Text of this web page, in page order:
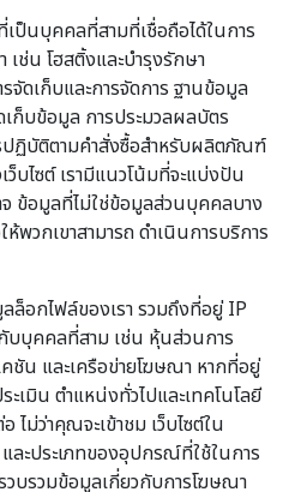
เป็นบุคคลที่สามที่เชื่อถือได้ในการ
เช่น โฮสติ้งและบำรุงรักษา
รจัดเก็บและการจัดการ ฐานข้อมูล
เก็บข้อมูล การประมวลผลบัตร
ปฏิบัติตามคำสั่งซื้อสำหรับผลิตภัณฑ์
บไซต์ เรามีแนวโน้มที่จะแบ่งปัน
ข้อมูลที่ไม่ใช่ข้อมูลส่วนบุคคลบาง
พวกเขาสามารถ ดำเนินการบริการ
ล็อกไฟล์ของเรา รวมถึงที่อยู่ IP
บบุคคลที่สาม เช่น หุ้นส่วนการ
ชัน และเครือข่ายโฆษณา หากที่อยู่
เมิน ตำแหน่งทั่วไปและเทคโนโลยี
ไม่ว่าคุณจะเข้าชม เว็บไซต์ใน
ะประเภทของอุปกรณ์ที่ใช้ในการ
วบรวมข้อมูลเกี่ยวกับการโฆษณา